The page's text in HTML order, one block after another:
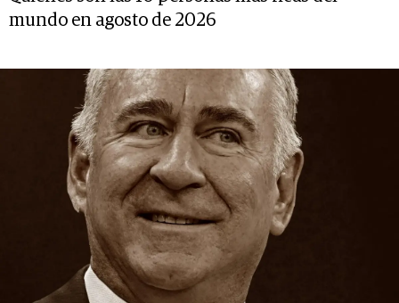
mundo en agosto de 2026